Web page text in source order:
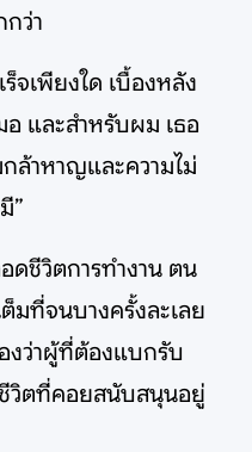
ว่า
จเพียงใด เบื้องหลัง
และสำหรับผม เธอ
ล้าหาญและความไม่
”
ดชีวิตการทำงาน ตน
มที่จนบางครั้งละเลย
งว่าผู้ที่ต้องแบกรับ
วิตที่คอยสนับสนุนอยู่